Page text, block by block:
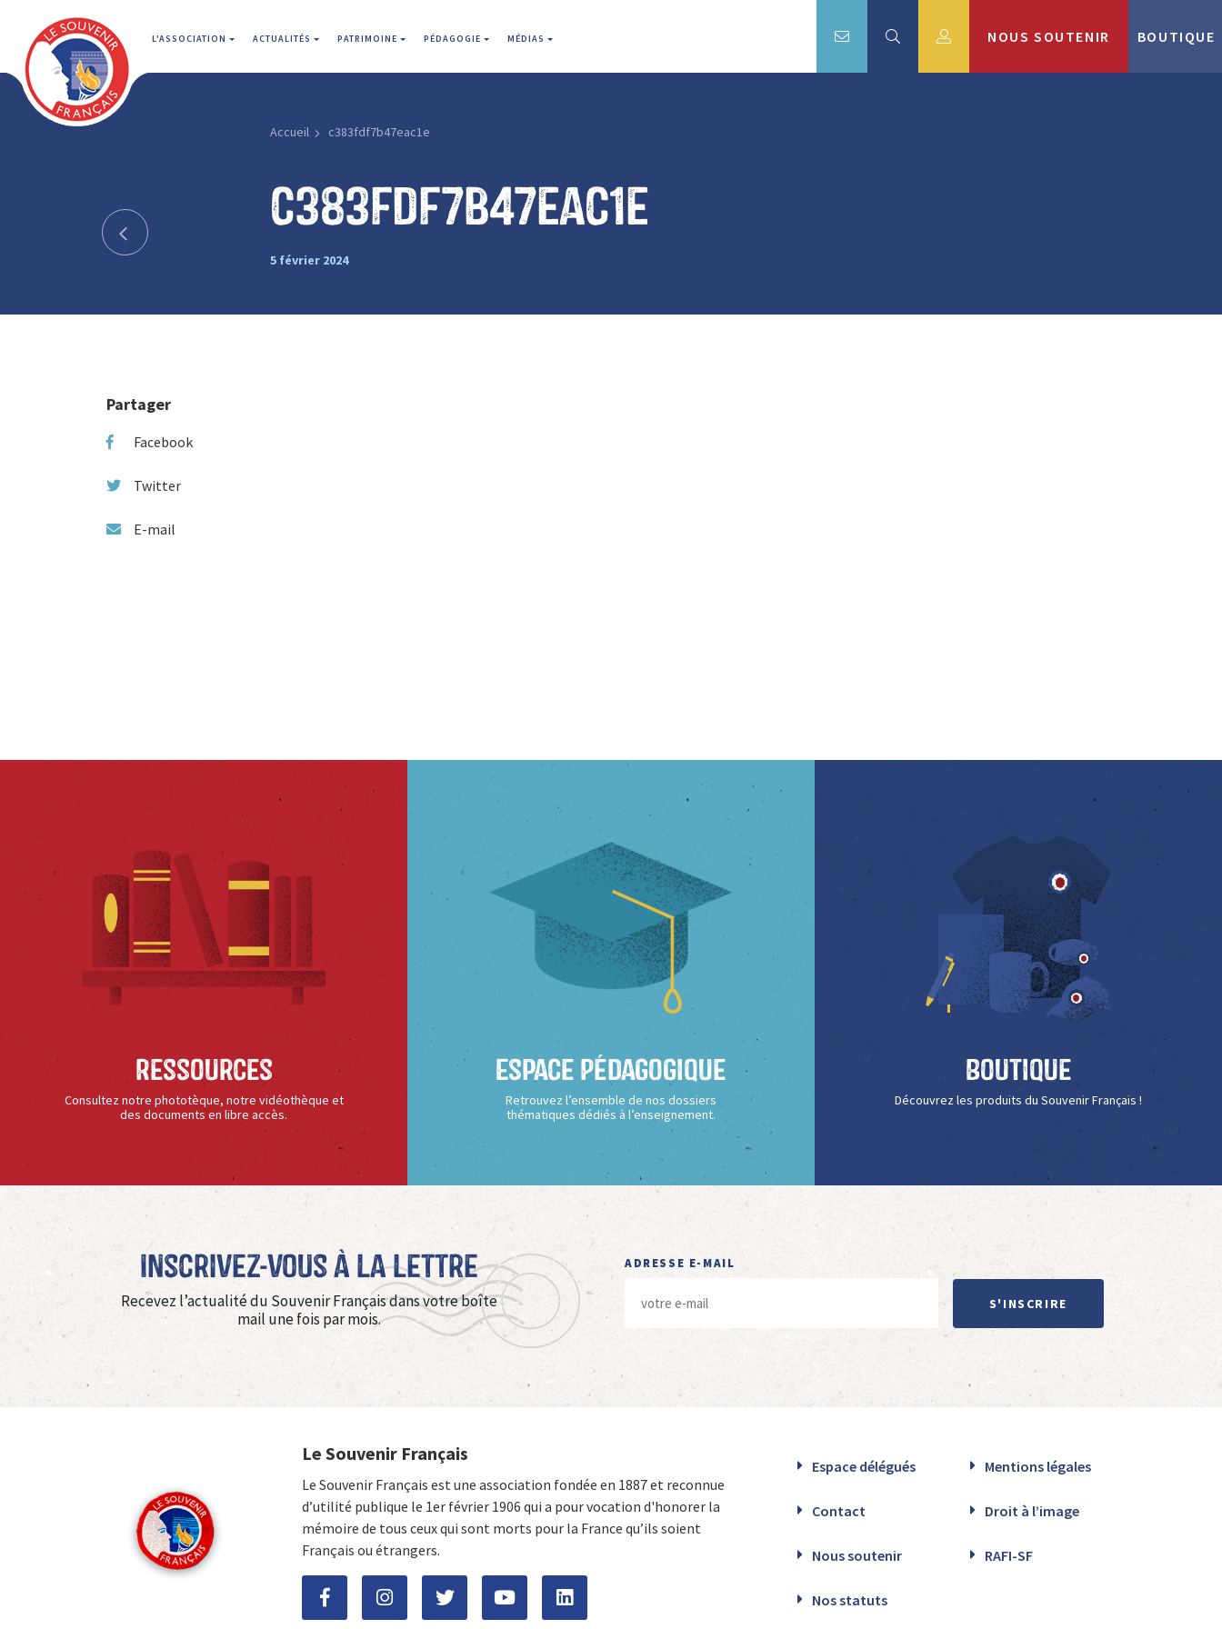
L'ASSOCIATION ACTUALITÉS PATRIMOINE PÉDAGOGIE MÉDIAS NOUS SOUTENIR BOUTIQUE
Accueil c383fdf7b47eac1e
c383fdf7b47eac1e
5 février 2024
Partager
Facebook
Twitter
E-mail
Ressources
Consultez notre phototèque, notre vidéothèque et
des documents en libre accès.
Espace Pédagogique
Retrouvez l’ensemble de nos dossiers
thématiques dédiés à l’enseignement.
Boutique
Découvrez les produits du Souvenir Français !
Inscrivez-vous à La Lettre
Recevez l’actualité du Souvenir Français dans votre boîte
mail une fois par mois.
ADRESSE E-MAIL
S'INSCRIRE
Le Souvenir Français
Le Souvenir Français est une association fondée en 1887 et reconnue
d’utilité publique le 1er février 1906 qui a pour vocation d'honorer la
mémoire de tous ceux qui sont morts pour la France qu’ils soient
Français ou étrangers.
Espace délégués Mentions légales
Contact Droit à l’image
Nous soutenir RAFI-SF
Nos statuts